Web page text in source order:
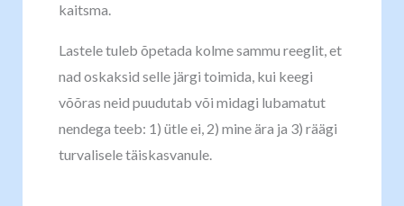
kaitsma.
Lastele tuleb õpetada kolme sammu reeglit, et
nad oskaksid selle järgi toimida, kui keegi
võõras neid puudutab või midagi lubamatut
nendega teeb: 1) ütle ei, 2) mine ära ja 3) räägi
turvalisele täiskasvanule.